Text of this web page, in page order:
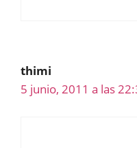
thimi
5 junio, 2011 a las